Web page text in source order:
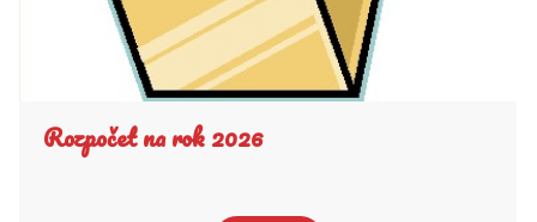
Rozpočet na rok 2026